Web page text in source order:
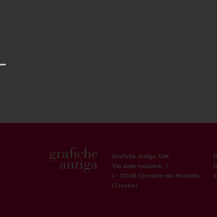
Grafiche Antiga SPA
Via delle Industrie, 1
I - 31035 Crocetta del Montello
(Treviso)